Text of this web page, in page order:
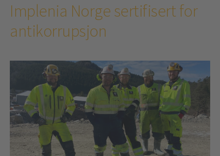
Implenia Norge sertifisert for
antikorrupsjon